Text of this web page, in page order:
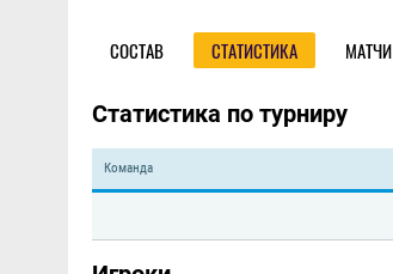
СОСТАВ СТАТИСТИКА МАТЧИ
Статистика по турниру
Команда